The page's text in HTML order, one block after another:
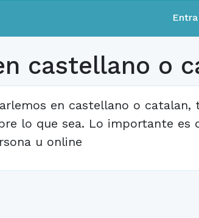
Entra
castellano o
en castellano o catalan,
lo que sea. Lo importante es
u online